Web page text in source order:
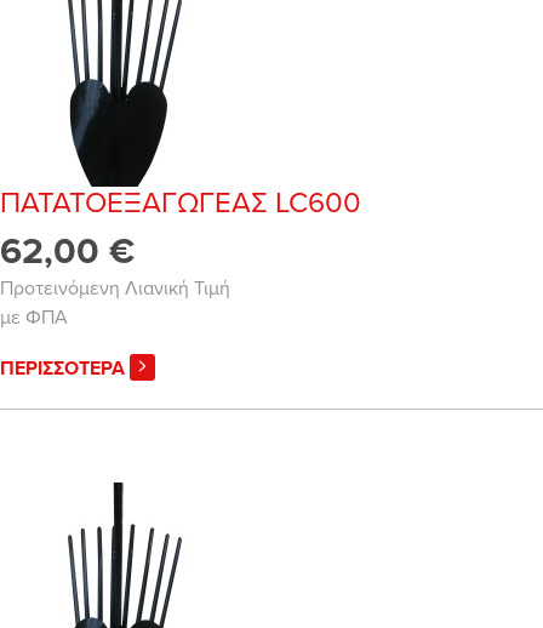
ΠΑΤΑΤΟΕΞΑΓΩΓΕΑΣ LC600
62,00 €
Προτεινόμενη Λιανική Τιμή
με ΦΠΑ
ΠΕΡΙΣΣΟΤΕΡΑ